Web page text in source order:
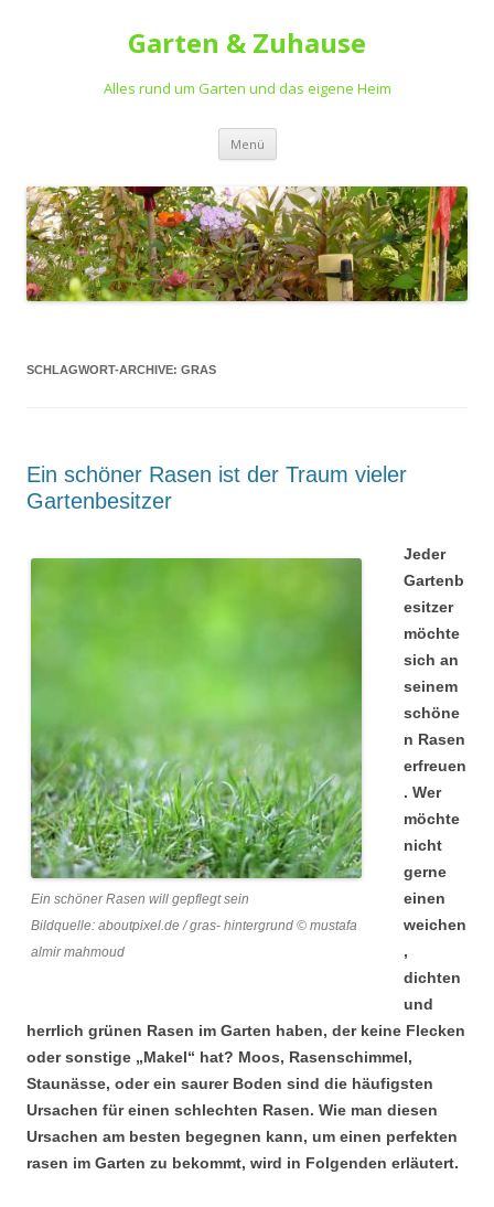
Garten & Zuhause
Alles rund um Garten und das eigene Heim
Menü Springe
Inhalt
SCHLAGWORT-ARCHIVE: GRAS
Ein schöner Rasen ist der Traum vieler
Gartenbesitzer
Ein schöner Rasen will gepflegt sein
Bildquelle: aboutpixel.de / gras- hintergrund © mustafa
almir mahmoud
Jeder
Gartenb
esitzer
möchte
sich an
seinem
schöne
n Rasen
erfreuen
. Wer
möchte
nicht
gerne
einen
weichen
,
dichten
und
herrlich grünen Rasen im Garten haben, der keine Flecken
oder sonstige „Makel“ hat? Moos, Rasenschimmel,
Staunässe, oder ein saurer Boden sind die häufigsten
Ursachen für einen schlechten Rasen. Wie man diesen
Ursachen am besten begegnen kann, um einen perfekten
rasen im Garten zu bekommt, wird in Folgenden erläutert.